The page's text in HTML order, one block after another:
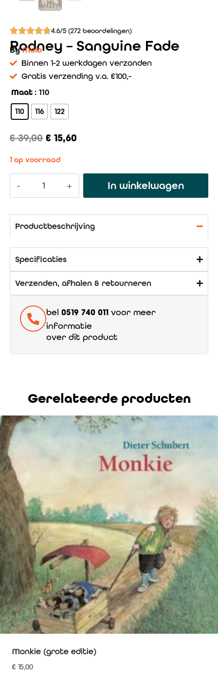
4.6/5 (272 beoordelingen)
Rodney – Sanguine Fade
ByMolo
Binnen 1-2 werkdagen verzonden
Gratis verzending v.a. €100,-
Maat : 110
110 116 122
€39,00 € 15,60
1 op voorraad
In winkelwagen
Productbeschrijving
Specificaties
Verzenden, afhalen & retourneren
bel 0519 740 011 voor meer
informatie
over dit product
Gerelateerde producten
Monkie (grote editie)
€ 15,00